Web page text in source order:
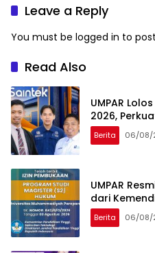
Leave a Reply
You must be logged in to
Read Also
UMPAR
2026,
Berita 06/08/
UMPAR
dari
Berita 06/08/